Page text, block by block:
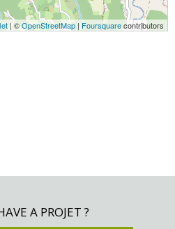
| ©OpenStreetMap | Foursquarecontributors
A PROJET ?